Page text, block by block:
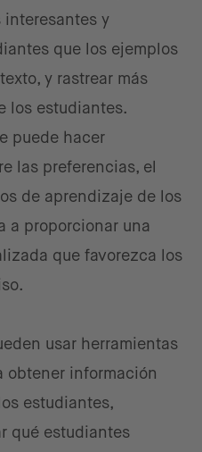
interesantes y
que los ejemplos
y rastrear más
los estudiantes.
puede hacer
las preferencias, el
de aprendizaje de los
a proporcionar una
que favorezca los
usar herramientas
obtener información
estudiantes,
qué estudiantes